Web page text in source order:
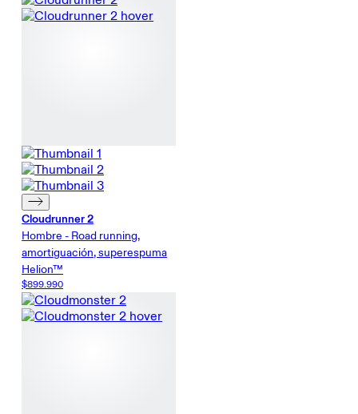
Cloudrunner 2
Hombre - Road running,
amortiguación, superespuma
Helion™
$899.990